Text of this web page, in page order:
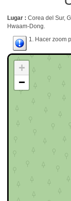
Lugar : Corea del Sur,
Hwaam-Dong.
1. Hacer zoom
+
−